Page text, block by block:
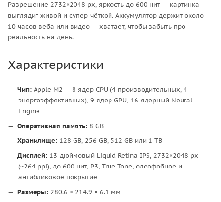
Разрешение 2732×2048 px, яркость до 600 нит — картинка
выглядит живой и супер-чёткой. Аккумулятор держит около
10 часов веба или видео — хватает, чтобы забыть про
реальность на день.
Характеристики
Чип: Apple M2 — 8 ядер CPU (4 производительных, 4
энергоэффективных), 9 ядер GPU, 16-ядерный Neural
Engine
Оперативная память: 8 GB
Хранилище: 128 GB, 256 GB, 512 GB или 1 TB
Дисплей: 13-дюймовый Liquid Retina IPS, 2732×2048 px
(~264 ppi), до 600 нит, P3, True Tone, олеофобное и
антибликовое покрытие
Размеры: 280.6 × 214.9 × 6.1 мм